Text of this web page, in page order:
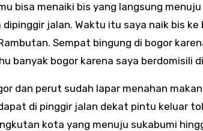
bisa menaiki bis yang langsung
jalan. Waktu itu saya naik bis ke
Sempat bingung di bogor
banyak bogor karena saya berdomisili
dan perut sudah lapar menahan
di pinggir jalan dekat pintu keluar
kota yang menuju sukabumi